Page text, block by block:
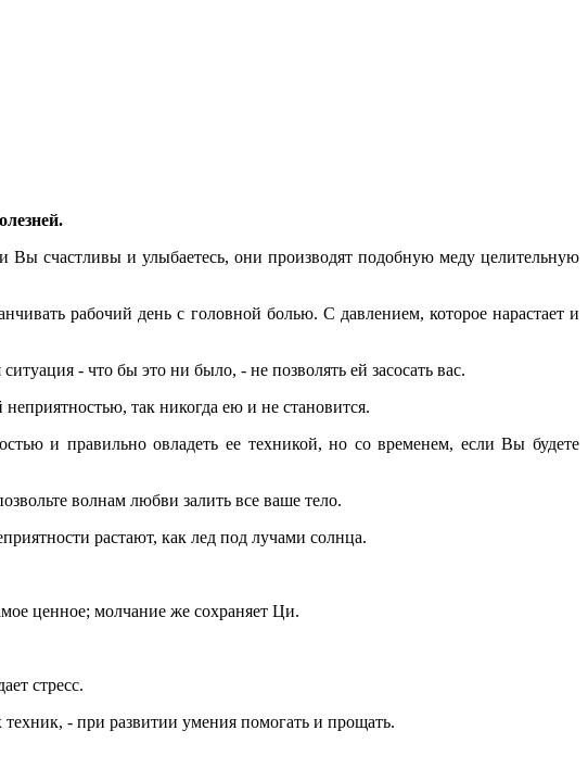
счастливы и улыбаетесь, они производят подобную меду целительную
рабочий день с головной болью. С давлением, которое нарастает и
- что бы это ни было, - не позволять ей засосать вас.
так никогда ею и не становится.
и правильно овладеть ее техникой, но со временем, если Вы будете
волнам любви залить все ваше тело.
растают, как лед под лучами солнца.
ценное; молчание же сохраняет Ци.
стресс.
техник, - при развитии умения помогать и прощать.